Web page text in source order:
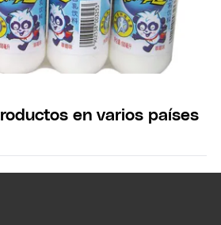
en varios países